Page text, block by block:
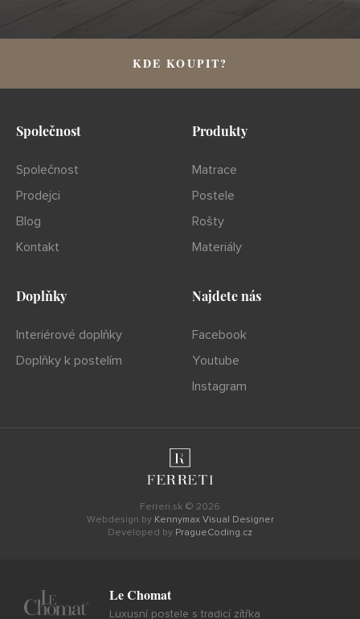
KDE KOUPIT?
Společnost
Společnost
Prodejci
Blog
Kontakt
Produkty
Matrace
Postele
Rošty
Materiály
Doplňky
Interiérové doplňky
Doplňky k postelím
Najdete nás
Facebook
Youtube
Instagram
Ferreri.sk © 2026
Webdesign by Kennymax Visual Designer
Developed by PragueCoding.cz
Le Chomat
Luxusní postele s tradicí zítřka